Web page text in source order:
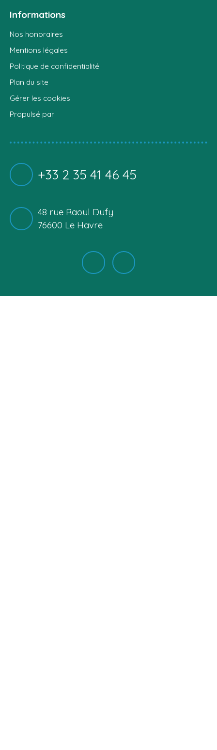
Informations
Nos honoraires
Mentions légales
Politique de confidentialité
Plan du site
Gérer les cookies
Propulsé par
+33 2 35 41 46 45
48 rue Raoul Dufy
76600 Le Havre